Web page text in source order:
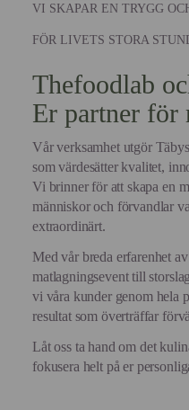
VI SKAPAR EN TRYGG
FÖR LIVETS STORA
Thefoodlab
Er partner för
Vår verksamhet utgör
som värdesätter kvalitet,
Vi brinner för att skapa en
människor och förvandlar
extraordinärt.
Med vår breda erfarenhet
matlagningsevent till
vi våra kunder genom hela
resultat som överträffar
Låt oss ta hand om det
fokusera helt på er